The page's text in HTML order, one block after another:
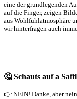
eine der grundlegenden
auf die Finger, zeigen
aus Wohlfühlatmosphäre
wir hinterfragen auch
🤔 Schauts auf a
👉 NEIN! Danke, aber